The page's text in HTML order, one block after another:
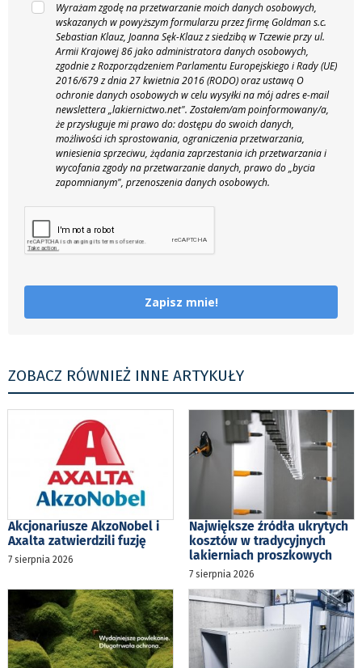
Wyrażam zgodę na przetwarzanie moich danych osobowych,
wskazanych w powyższym formularzu przez firmę Goldman s.c.
Sebastian Klauz, Joanna Sęk-Klauz z siedzibą w Tczewie przy ul.
Armii Krajowej 86 jako administratora danych osobowych,
zgodnie z Rozporządzeniem Parlamentu Europejskiego i Rady (UE)
2016/679 z dnia 27 kwietnia 2016 (RODO) oraz ustawą O
ochronie danych osobowych w celu wysyłki na mój adres e-mail
newslettera „lakiernictwo.net". Zostałem/am poinformowany/a,
że przysługuje mi prawo do: dostępu do swoich danych,
możliwości ich sprostowania, ograniczenia przetwarzania,
wniesienia sprzeciwu, żądania zaprzestania ich przetwarzania i
wycofania zgody na przetwarzanie danych, prawo do „bycia
zapomnianym", przenoszenia danych osobowych.
Zapisz mnie!
ZOBACZ RÓWNIEŻ INNE ARTYKUŁY
Akcjonariusze AkzoNobel i
Axalta zatwierdzili fuzję
7 sierpnia 2026
Największe źródła ukrytych
kosztów w tradycyjnych
lakierniach proszkowych
7 sierpnia 2026